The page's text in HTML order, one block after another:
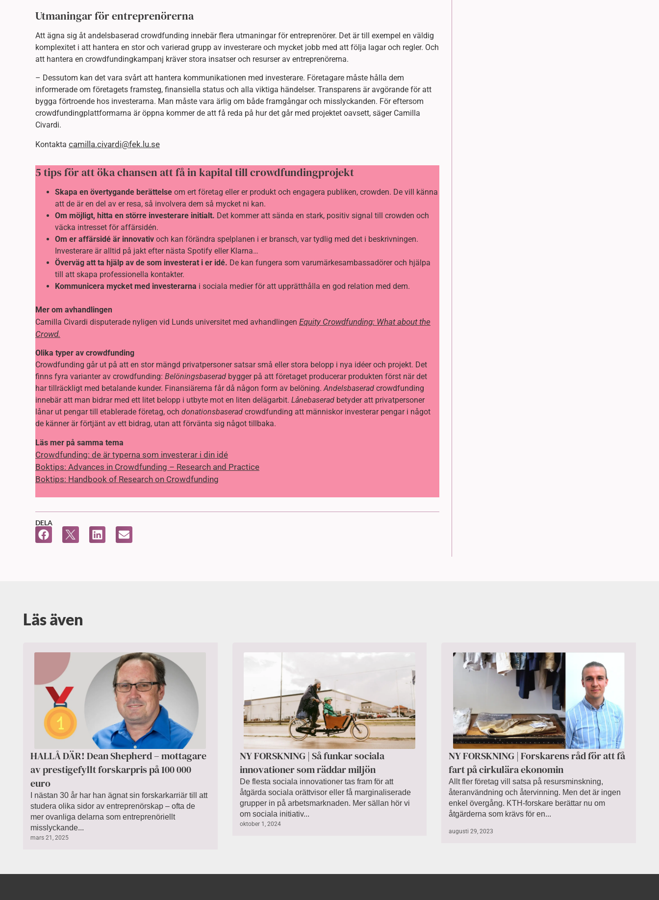
Utmaningar för entreprenörerna
Att ägna sig åt andelsbaserad crowdfunding innebär flera utmaningar för entreprenörer. Det är till exempel en väldig
komplexitet i att hantera en stor och varierad grupp av investerare och mycket jobb med att följa lagar och regler. Och
att hantera en crowdfundingkampanj kräver stora insatser och resurser av entreprenörerna.
– Dessutom kan det vara svårt att hantera kommunikationen med investerare. Företagare måste hålla dem
informerade om företagets framsteg, finansiella status och alla viktiga händelser. Transparens är avgörande för att
bygga förtroende hos investerarna. Man måste vara ärlig om både framgångar och misslyckanden. För eftersom
crowdfundingplattformarna är öppna kommer de att få reda på hur det går med projektet oavsett, säger Camilla
Civardi.
Kontakta camilla.civardi@fek.lu.se
5 tips för att öka chansen att få in kapital till crowdfundingprojekt
Skapa en övertygande berättelse om ert företag eller er produkt och engagera publiken, crowden. De vill känna
att de är en del av er resa, så involvera dem så mycket ni kan.
Om möjligt, hitta en större investerare initialt. Det kommer att sända en stark, positiv signal till crowden och
väcka intresset för affärsidén.
Om er affärsidé är innovativ och kan förändra spelplanen i er bransch, var tydlig med det i beskrivningen.
Investerare är alltid på jakt efter nästa Spotify eller Klarna…
Överväg att ta hjälp av de som investerat i er idé. De kan fungera som varumärkesambassadörer och hjälpa
till att skapa professionella kontakter.
Kommunicera mycket med investerarna i sociala medier för att upprätthålla en god relation med dem.
Mer om avhandlingen
Camilla Civardi disputerade nyligen vid Lunds universitet med avhandlingen Equity Crowdfunding: What about the
Crowd.
Olika typer av crowdfunding
Crowdfunding går ut på att en stor mängd privatpersoner satsar små eller stora belopp i nya idéer och projekt. Det
finns fyra varianter av crowdfunding: Belöningsbaserad bygger på att företaget producerar produkten först när det
har tillräckligt med betalande kunder. Finansiärerna får då någon form av belöning.Andelsbaserad crowdfunding
innebär att man bidrar med ett litet belopp i utbyte mot en liten delägarbit. Lånebaserad betyder att privatpersoner
lånar ut pengar till etablerade företag, och donationsbaserad crowdfunding att människor investerar pengar i något
de känner är förtjänt av ett bidrag, utan att förvänta sig något tillbaka.
Läs mer på samma tema
Crowdfunding: de är typerna som investerar i din idé
Boktips: Advances in Crowdfunding – Research and Practice
Boktips: Handbook of Research on Crowdfunding
DELA
Läs även
HALLÅ DÄR! Dean Shepherd – mottagare
av prestigefyllt forskarpris på 100 000
euro
I nästan 30 år har han ägnat sin forskarkarriär till att
studera olika sidor av entreprenörskap – ofta de
mer ovanliga delarna som entreprenöriellt
misslyckande...
mars 21, 2025
NY FORSKNING | Så funkar sociala
innovationer som räddar miljön
De flesta sociala innovationer tas fram för att
åtgärda sociala orättvisor eller få marginaliserade
grupper in på arbetsmarknaden. Mer sällan hör vi
om sociala initiativ...
oktober 1, 2024
NY FORSKNING | Forskarens råd för att få
fart på cirkulära ekonomin
Allt fler företag vill satsa på resursminskning,
återanvändning och återvinning. Men det är ingen
enkel övergång. KTH-forskare berättar nu om
åtgärderna som krävs för en...
augusti 29, 2023